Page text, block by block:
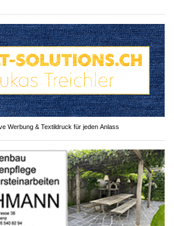
Werbung & Textildruck für jeden Anlass